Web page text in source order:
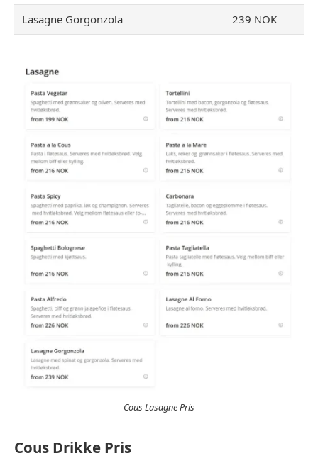
Lasagne Gorgonzola 239 NOK
Cous Lasagne Pris
Cous Drikke Pris